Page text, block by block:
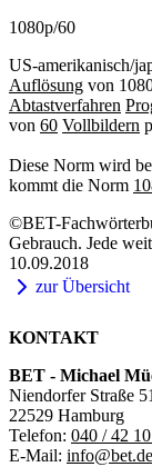
1080p/60
US-amerikanisch/
Auflösung von
Abtastverfahren
von 60 Vollbildern
Diese Norm wird
kommt die Norm
©BET-
Gebrauch. Jede
10.09.2018
zur Übersicht
KONTAKT
BET - Michael
Niendorfer Straße 51
22529 Hamburg
Telefon: 040 / 42
E-Mail: info@bet.de